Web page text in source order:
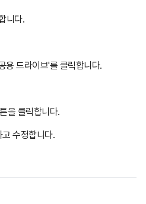
니다.
용 드라이브'를 클릭합니다.
을 클릭합니다.
수정합니다.